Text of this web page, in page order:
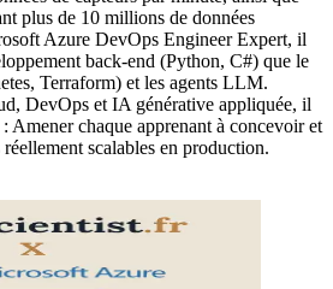
plus de 10 millions de données
Azure DevOps Engineer Expert, il
back-end (Python, C#) que le
Terraform) et les agents LLM.
DevOps et IA générative appliquée, il
Amener chaque apprenant à concevoir et
scalables en production.